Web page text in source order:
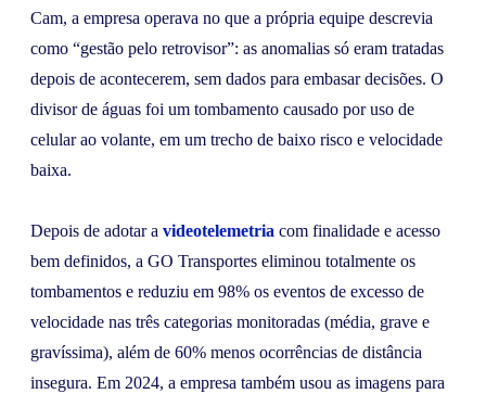
Cam, a empresa operava no que a própria equipe descrevia
como “gestão pelo retrovisor”: as anomalias só eram tratadas
depois de acontecerem, sem dados para embasar decisões. O
divisor de águas foi um tombamento causado por uso de
celular ao volante, em um trecho de baixo risco e velocidade
baixa.
Depois de adotar a videotelemetria com finalidade e acesso
bem definidos, a GO Transportes eliminou totalmente os
tombamentos e reduziu em 98% os eventos de excesso de
velocidade nas três categorias monitoradas (média, grave e
gravíssima), além de 60% menos ocorrências de distância
insegura. Em 2024, a empresa também usou as imagens para